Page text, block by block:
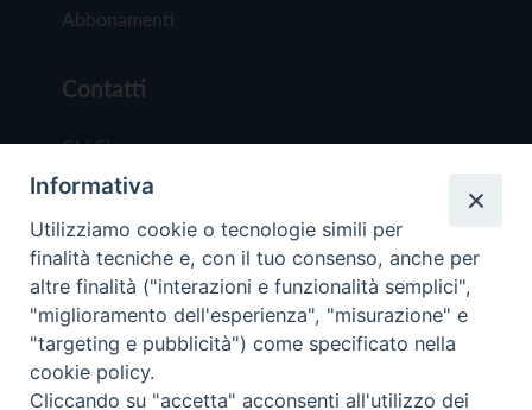
Abbonamenti
Contatti
Chi Siamo
Redazione
Scrivici
Copyright © 2019 - Tutti i diritti riservati - Vita
Informativa
Utilizziamo cookie o tecnologie simili per
finalità tecniche e, con il tuo consenso, anche per
altre finalità ("interazioni e funzionalità semplici",
"miglioramento dell'esperienza", "misurazione" e
"targeting e pubblicità") come specificato nella
cookie policy.
Cliccando su "accetta" acconsenti all'utilizzo dei